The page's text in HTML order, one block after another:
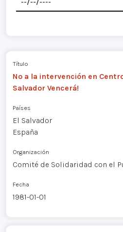
Título
No a la intervención en
Salvador Vencerá!
Países
El Salvador
España
Organización
Comité de Solidaridad con el
Fecha
1981-01-01